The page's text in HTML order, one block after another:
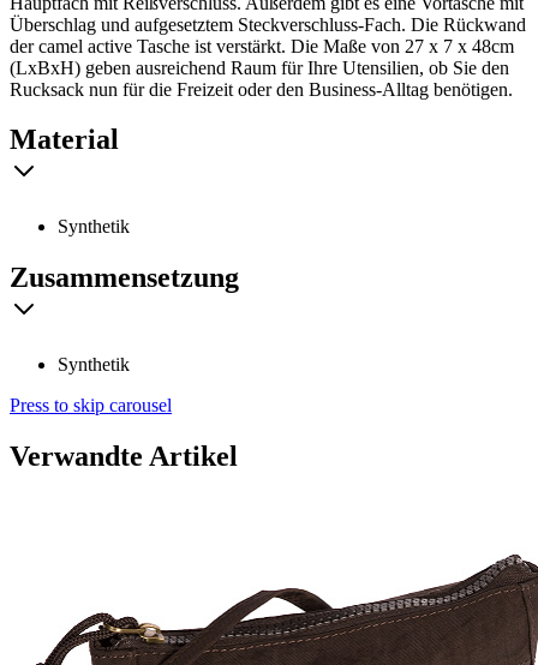
Überschlag und aufgesetztem Steckverschluss-Fach. Die Rückwand
der camel active Tasche ist verstärkt. Die Maße von 27 x 7 x 48cm
(LxBxH) geben ausreichend Raum für Ihre Utensilien, ob Sie den
Rucksack nun für die Freizeit oder den Business-Alltag benötigen.
Material
Synthetik
Zusammensetzung
Synthetik
Press to skip carousel
Verwandte Artikel